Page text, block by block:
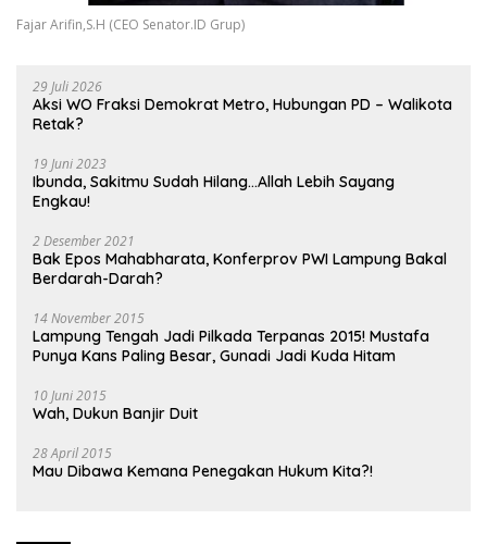
Fajar Arifin,S.H (CEO Senator.ID Grup)
29 Juli 2026
Aksi WO Fraksi Demokrat Metro, Hubungan PD – Walikota
Retak?
19 Juni 2023
Ibunda, Sakitmu Sudah Hilang…Allah Lebih Sayang
Engkau!
2 Desember 2021
Bak Epos Mahabharata, Konferprov PWI Lampung Bakal
Berdarah-Darah?
14 November 2015
Lampung Tengah Jadi Pilkada Terpanas 2015! Mustafa
Punya Kans Paling Besar, Gunadi Jadi Kuda Hitam
10 Juni 2015
Wah, Dukun Banjir Duit
28 April 2015
Mau Dibawa Kemana Penegakan Hukum Kita?!